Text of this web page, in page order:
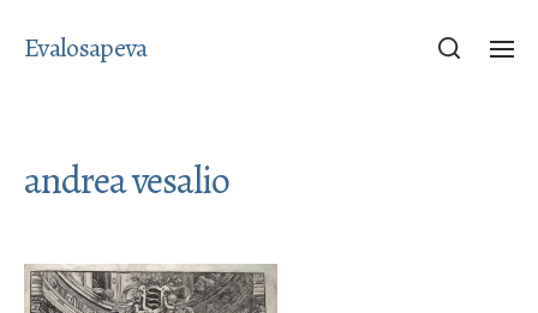
Evalosapeva
andrea vesalio